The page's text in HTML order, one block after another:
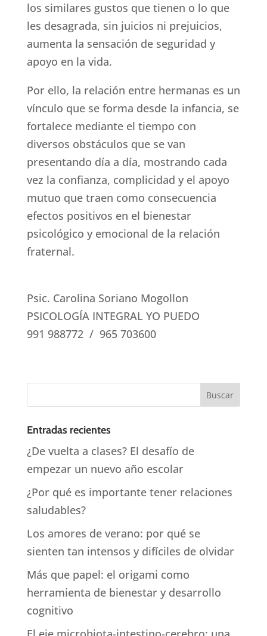
los similares gustos que tienen o lo que
les desagrada, sin juicios ni prejuicios,
aumenta la sensación de seguridad y
apoyo en la vida.
Por ello, la relación entre hermanas es un
vínculo que se forma desde la infancia, se
fortalece mediante el tiempo con
diversos obstáculos que se van
presentando día a día, mostrando cada
vez la confianza, complicidad y el apoyo
mutuo que traen como consecuencia
efectos positivos en el bienestar
psicológico y emocional de la relación
fraternal.
Psic. Carolina Soriano Mogollon
PSICOLOGÍA INTEGRAL YO PUEDO
991 988772 / 965 703600
Entradas recientes
¿De vuelta a clases? El desafío de
empezar un nuevo año escolar
¿Por qué es importante tener relaciones
saludables?
Los amores de verano: por qué se
sienten tan intensos y difíciles de olvidar
Más que papel: el origami como
herramienta de bienestar y desarrollo
cognitivo